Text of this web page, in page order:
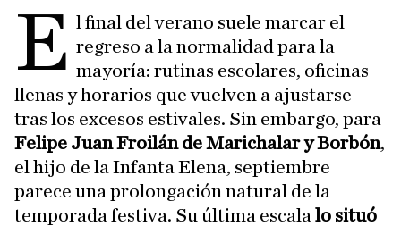
E l final del verano suele marcar el
regreso a la normalidad para la
mayoría: rutinas escolares, oficinas
llenas y horarios que vuelven a ajustarse
tras los excesos estivales. Sin embargo, para
Felipe Juan Froilán de Marichalar y Borbón,
el hijo de la Infanta Elena, septiembre
parece una prolongación natural de la
temporada festiva. Su última escala lo situó